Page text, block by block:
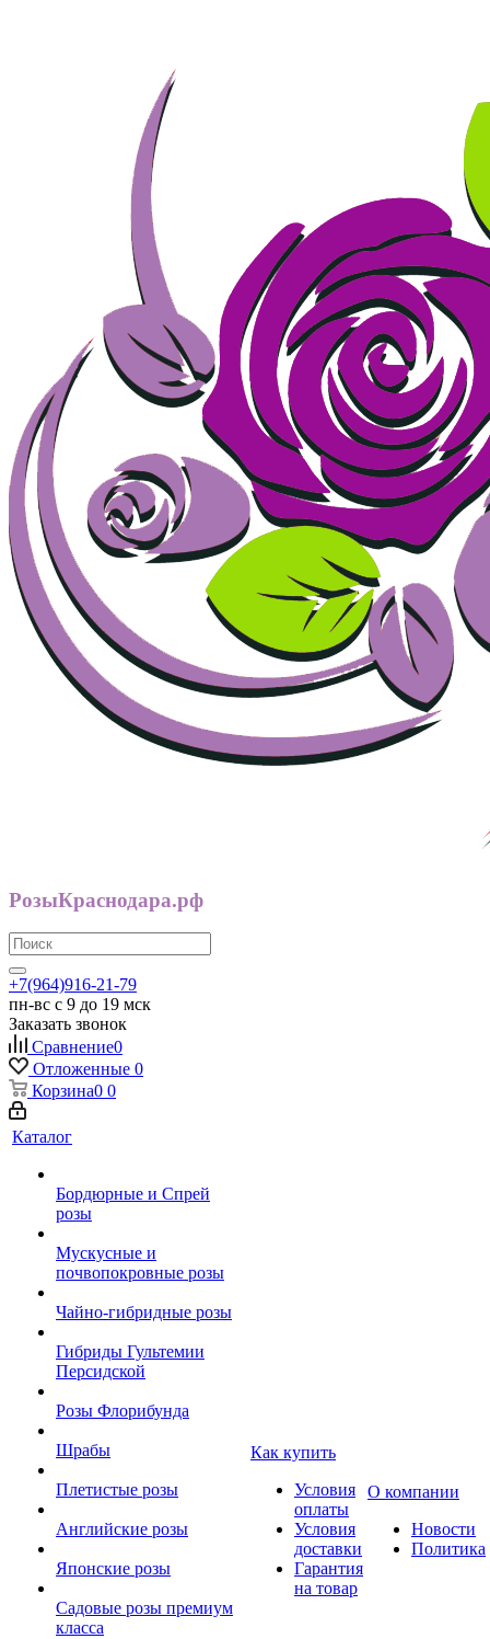
РозыКраснодара.рф
+7(964)916-21-79
пн-вс с 9 до 19 мск
Заказать звонок
Сравнение0
Отложенные 0
Корзина0 0
Каталог
Бордюрные и Спрей
розы
Мускусные и
почвопокровные розы
Чайно-гибридные розы
Гибриды Гультемии
Персидской
Розы Флорибунда
Шрабы
Плетистые розы
Английские розы
Японские розы
Садовые розы премиум
класса
Как купить
Условия
оплаты
Условия
доставки
Гарантия
на товар
О компании
Новости
Политика